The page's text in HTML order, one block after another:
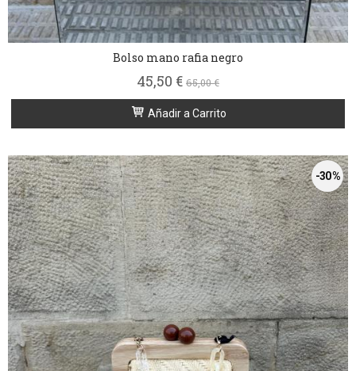
Bolso mano rafia negro
45,50 € 65,00 €
Añadir a Carrito
-30 %